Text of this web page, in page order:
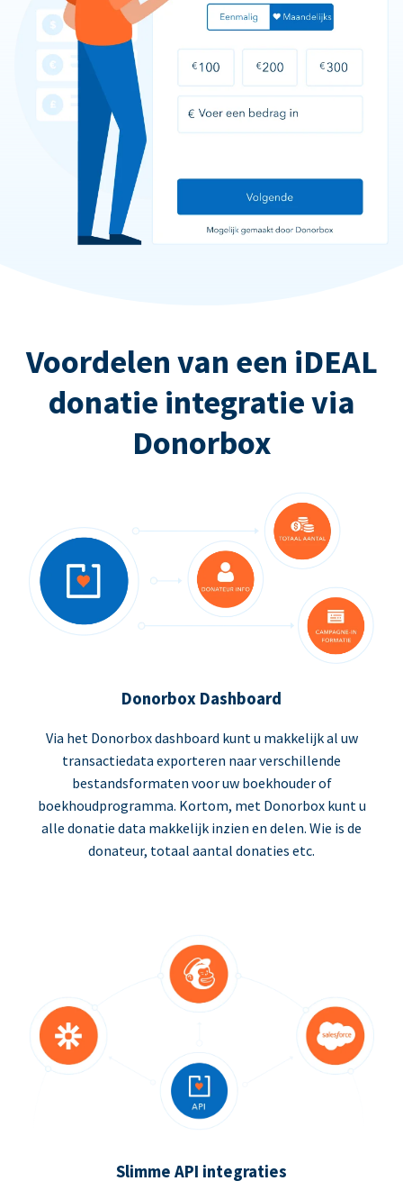
Voordelen van een iDEAL
donatie integratie via
Donorbox
Donorbox Dashboard
Via het Donorbox dashboard kunt u makkelijk al uw
transactiedata exporteren naar verschillende
bestandsformaten voor uw boekhouder of
boekhoudprogramma. Kortom, met Donorbox kunt u
alle donatie data makkelijk inzien en delen. Wie is de
donateur, totaal aantal donaties etc.
Slimme API integraties